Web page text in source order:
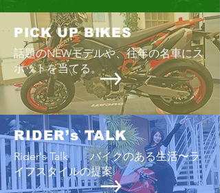
cafe de ダウントン
PICK UP BIKES
話題のNEWモデルや、往年の名車にス
ポットを当てる。
RIDER’s TALK
Rider's Talk バイクのある生活〜ラ
イフスタイルの提案